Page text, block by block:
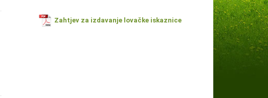
Zahtjev za izdavanje lovačke iskaznice